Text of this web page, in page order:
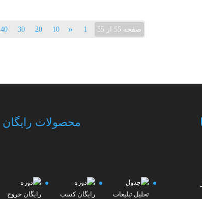
صفحه 55 از 55 1
«
10
20
30
40
محصولات رایگان